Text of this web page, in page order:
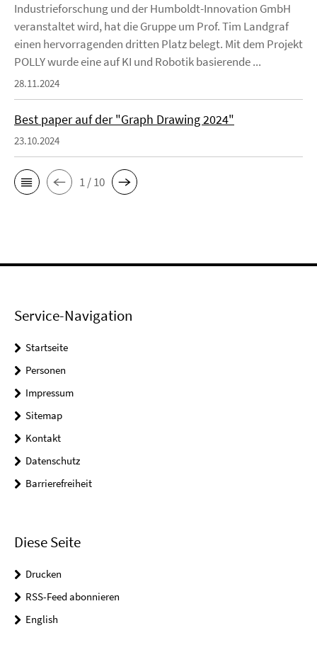
Industrieforschung und der Humboldt-Innovation GmbH
veranstaltet wird, hat die Gruppe um Prof. Tim Landgraf
einen hervorragenden dritten Platz belegt. Mit dem Projekt
POLLY wurde eine auf KI und Robotik basierende ...
28.11.2024
Best paper auf der "Graph Drawing 2024"
23.10.2024
1 / 10
Service-Navigation
Startseite
Personen
Impressum
Sitemap
Kontakt
Datenschutz
Barrierefreiheit
Diese Seite
Drucken
RSS-Feed abonnieren
English